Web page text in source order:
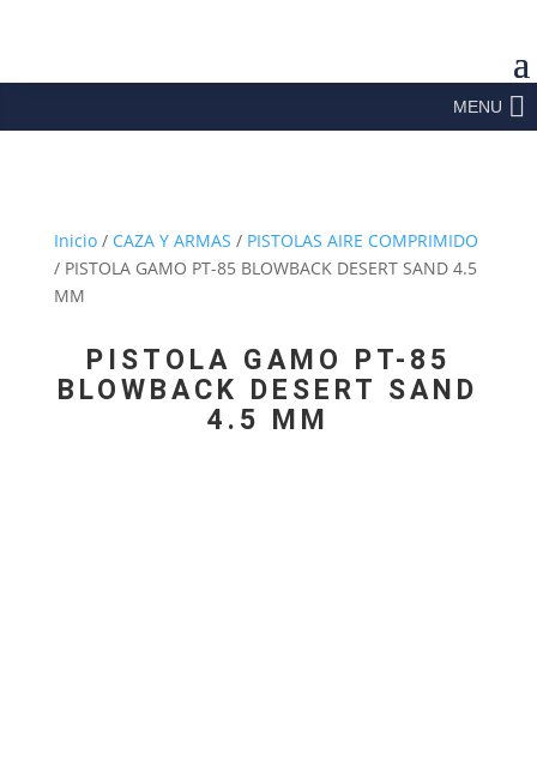
MENU
Inicio/ CAZA Y ARMAS / PISTOLAS AIRE COMPRIMIDO
/ PISTOLA GAMO PT-85 BLOWBACK DESERT SAND 4.5
MM
PISTOLA GAMO PT-85
BLOWBACK DESERT SAND
4.5 MM